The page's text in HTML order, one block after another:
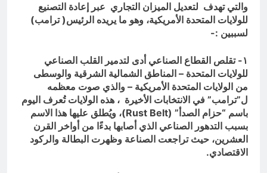
والتي تهدف لتعديل الميزان التجاري عبر إعادة التصنيع
للولايات المتحدة الأمريكية، وهو ما يريده الرئيس( ترامب)
لسببين :-
١- تقلص القطاع الصناعي أدى لتدمير القلب الصناعي
للولايات المتحدة – المناطق الشمالية الشرقية والوسطى
من الولايات المتحدة الأمريكية – والذي صوت معظمه
ل”ترامب” في الانتخابات الأخيرة ، هذه الولايات تُعرف اليوم
باسم “حزام الصدأ” (Rust Belt)، ويُطلق عليها هذا الاسم
بسبب التدهور الصناعي الذي أصابها بدءًا من أواخر القرن
العشرين، حيث تراجعت الصناعة وظهرت البطالة والركود
الاقتصادي.